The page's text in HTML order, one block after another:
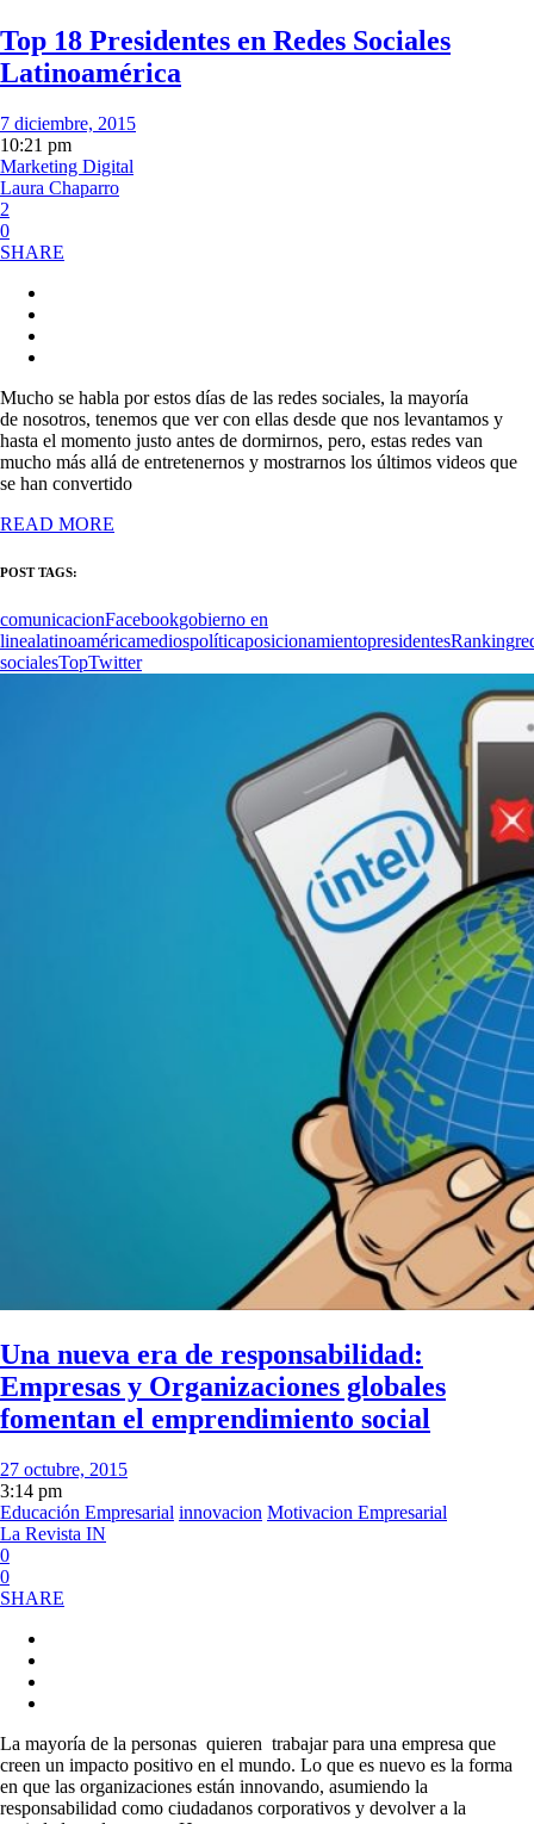
Top 18 Presidentes en Redes Sociales
Latinoamérica
7 diciembre, 2015
10:21 pm
Marketing Digital
Laura Chaparro
2
0
SHARE
Mucho se habla por estos días de las redes sociales, la mayoría
de nosotros, tenemos que ver con ellas desde que nos levantamos y
hasta el momento justo antes de dormirnos, pero, estas redes van
mucho más allá de entretenernos y mostrarnos los últimos videos que
se han convertido
READ MORE
POST TAGS:
comunicacionFacebookgobierno en
linealatinoaméricamediospolíticaposicionamientopresidentesRanking
socialesTopTwitter
Una nueva era de responsabilidad:
Empresas y Organizaciones globales
fomentan el emprendimiento social
27 octubre, 2015
3:14 pm
Educación Empresarial innovacion Motivacion Empresarial
La Revista IN
0
0
SHARE
La mayoría de la personas quieren trabajar para una empresa que
creen un impacto positivo en el mundo. Lo que es nuevo es la forma
en que las organizaciones están innovando, asumiendo la
responsabilidad como ciudadanos corporativos y devolver a la